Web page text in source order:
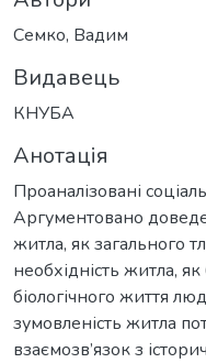
Семко, Вадим
Видавець
КНУБА
Анотація
Проаналізовані
Аргументовано
житла, як загального
необхідність житла,
біологічного життя
зумовленість житла
взаємозв’язок з